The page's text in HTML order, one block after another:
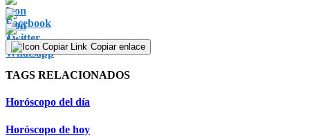
Copiar enlace
TAGS RELACIONADOS
Horóscopo del día
Horóscopo de hoy